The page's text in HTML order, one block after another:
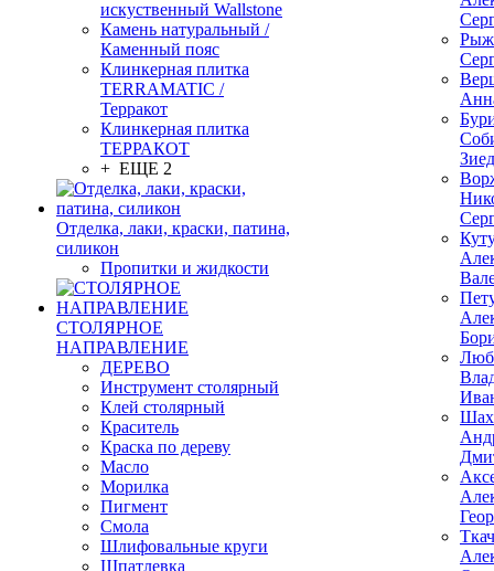
искуственный Wallstone
Камень натуральный /
Каменный пояс
Клинкерная плитка
TERRAMATIC /
Терракот
Клинкерная плитка
ТЕРРАКОТ
+ ЕЩЕ 2
Отделка, лаки, краски, патина,
силикон
Пропитки и жидкости
СТОЛЯРНОЕ
НАПРАВЛЕНИЕ
ДЕРЕВО
Инструмент столярный
Клей столярный
Краситель
Краска по дереву
Масло
Морилка
Пигмент
Смола
Шлифовальные круги
Шпатлевка